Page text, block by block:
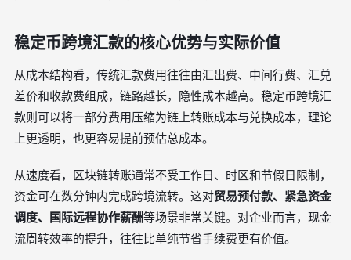
稳定币跨境汇款的核心优势与实际价值
从成本结构看，传统汇款费用往往由汇出费、中间行费、汇兑
差价和收款费组成，链路越长，隐性成本越高。稳定币跨境汇
款则可以将一部分费用压缩为链上转账成本与兑换成本，理论
上更透明，也更容易提前预估总成本。
从速度看，区块链转账通常不受工作日、时区和节假日限制，
资金可在数分钟内完成跨境流转。这对贸易预付款、紧急资金
调度、国际远程协作薪酬等场景非常关键。对企业而言，现金
流周转效率的提升，往往比单纯节省手续费更有价值。